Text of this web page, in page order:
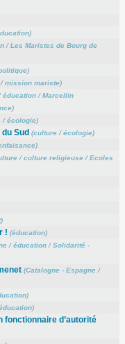
)
/Les Maristes de Bourg de
)
mission mariste)
éducation/Marcellin
)
/écologie)
Sud (culture/écologie)
)
/culture religieuse/Ecoles
)
! (éducation)
/éducation/Solidarité -
(Catalogne - Espagne/
)
)
fonctionnaire d’autorité